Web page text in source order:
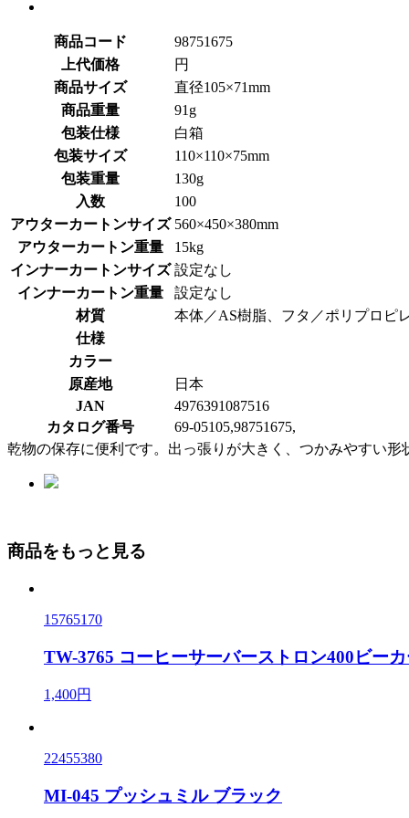
商品コード
98751675
上代価格
円
商品サイズ
直径105×71mm
商品重量
91g
包装仕様
白箱
包装サイズ
110×110×75mm
包装重量
130g
入数
100
アウターカートンサイズ 560×450×380mm
アウターカートン重量
15kg
インナーカートンサイズ 設定なし
インナーカートン重量
設定なし
材質
本体／AS樹脂、フタ／ポリプロピ
仕様
カラー
原産地
日本
JAN
4976391087516
カタログ番号
69-05105,98751675,
乾物の保存に便利です。出っ張りが大きく、つかみやすい形
商品をもっと見る
15765170
TW-3765 コーヒーサーバーストロン400ビーカ
1,400円
22455380
MI-045 プッシュミル ブラック